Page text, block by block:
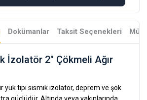
Dokümanlar Taksit Seçenekleri
İzolatör 2" Çökmeli Ağır
yük tipi sismik izolatör, deprem ve şok